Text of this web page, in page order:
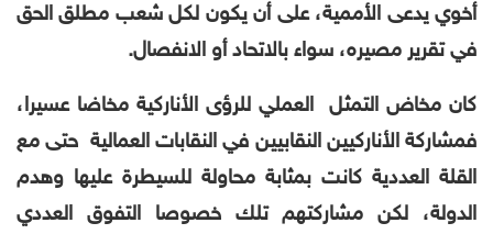
أخوي يدعى الأممية، على أن يكون لكل شعب مطلق الحق
في تقرير مصيره، سواء بالاتحاد أو الانفصال.
كان مخاض التمثل العملي للرؤى الأناركية مخاضا عسيرا،
فمشاركة الأناركيين النقابيين في النقابات العمالية حتى مع
القلة العددية كانت بمثابة محاولة للسيطرة عليها وهدم
الدولة، لكن مشاركتهم تلك خصوصا التفوق العددي